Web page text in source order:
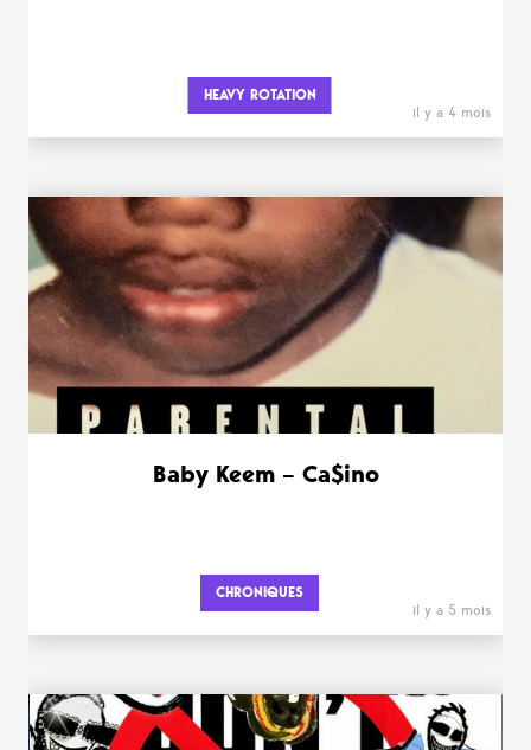
HEAVY ROTATION
il y a 4 mois
Baby Keem – Ca$ino
CHRONIQUES
il y a 5 mois